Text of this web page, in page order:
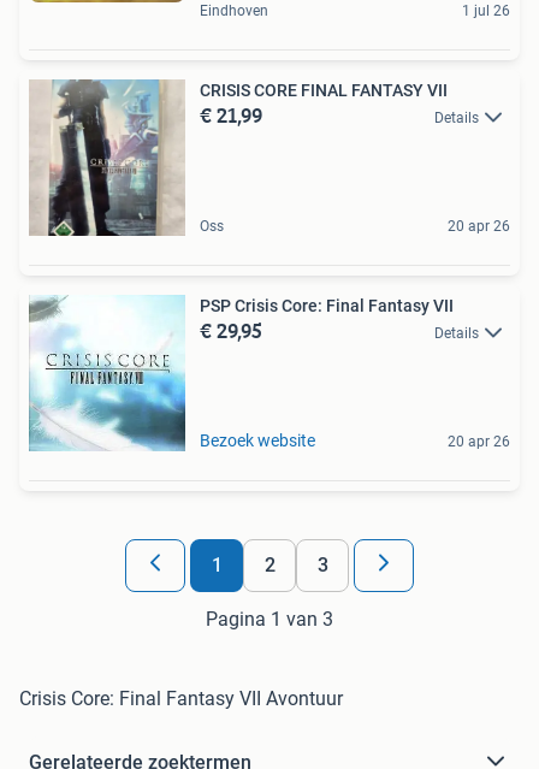
Eindhoven 1 jul 26
CRISIS CORE FINAL FANTASY VII
€ 21,99 Details
Oss 20 apr 26
PSP Crisis Core: Final Fantasy VII
€ 29,95 Details
Bezoek website 20 apr 26
1 2 3
Pagina 1 van 3
Crisis Core: Final Fantasy VII Avontuur
Gerelateerde zoektermen